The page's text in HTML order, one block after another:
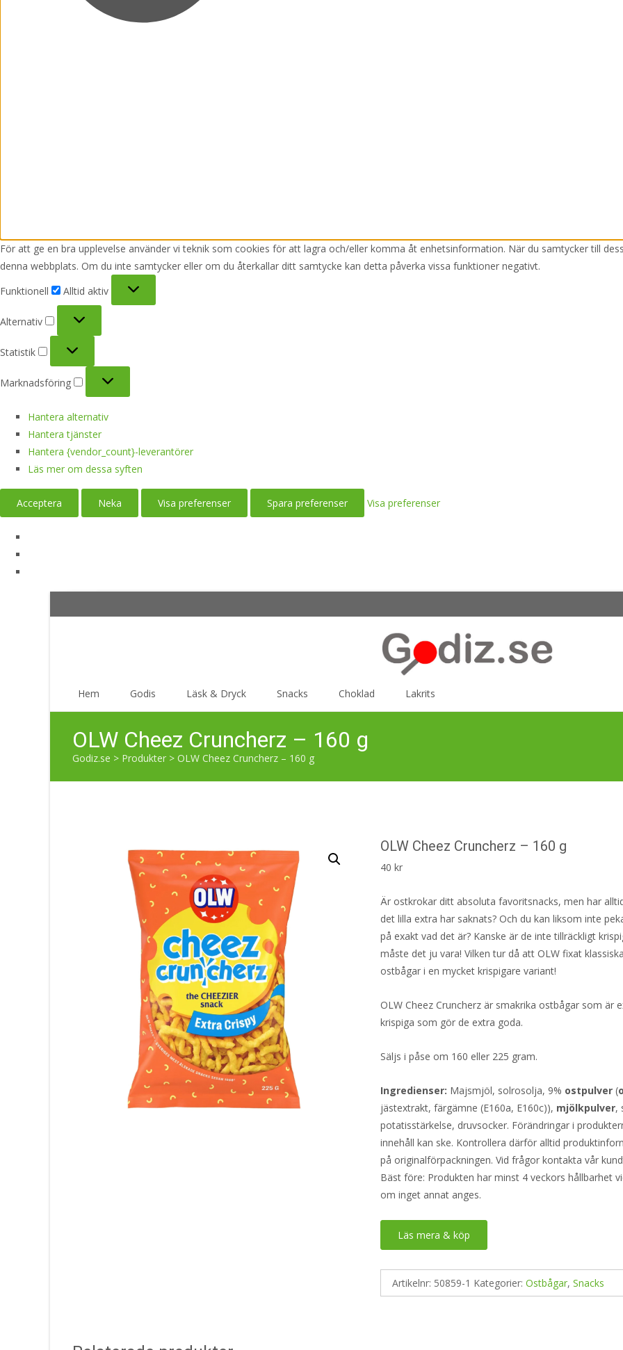
För att ge en bra upplevelse använder vi teknik som cookies för att lagra och/eller komma åt enhetsinformation. När du samtycker till
denna webbplats. Om du inte samtycker eller om du återkallar ditt samtycke kan detta påverka vissa funktioner negativt.
Funktionell
Alltid aktiv
Alternativ
Alternativ
Statistik
Statistik
Marknadsföring
Marknadsföring
Hantera alternativ
Hantera tjänster
Hantera {vendor_count}-leverantörer
Läs mer om dessa syften
Acceptera Neka Visa preferenser Spara preferenser Visa preferenser
Hem Godis Läsk & Dryck Snacks Choklad Lakrits
OLW Cheez Cruncherz – 160 g
Godiz.se > Produkter > OLW Cheez Cruncherz – 160 g
OLW Cheez Cruncherz – 160 g
40kr
Är ostkrokar ditt absoluta favoritsnacks, men har
det lilla extra har saknats? Och du kan liksom inte
på exakt vad det är? Kanske är de inte tillräckligt
måste det ju vara! Vilken tur då att OLW fixat klassiska
ostbågar i en mycket krispigare variant!
OLW Cheez Cruncherz är smakrika ostbågar som är
krispiga som gör de extra goda.
Säljs i påse om 160 eller 225 gram.
Ingredienser: Majsmjöl, solrosolja, 9% ostpulver (
jästextrakt, färgämne (E160a, E160c)), mjölkpulver,
potatisstärkelse, druvsocker. Förändringar i
innehåll kan ske. Kontrollera därför alltid
på originalförpackningen. Vid frågor kontakta vår
Bäst före: Produkten har minst 4 veckors hållbarhet
om inget annat anges.
Läs mera & köp
Artikelnr: 50859-1 Kategorier:Ostbågar,Snacks